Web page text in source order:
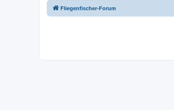
Fliegenfischer-Forum